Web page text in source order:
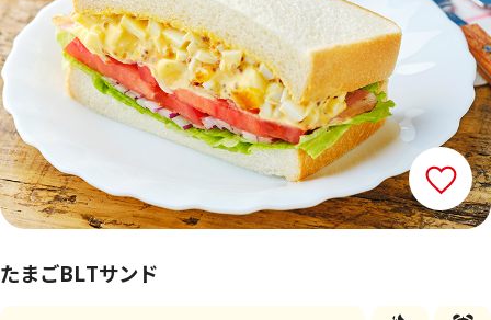
たまごBLTサンド